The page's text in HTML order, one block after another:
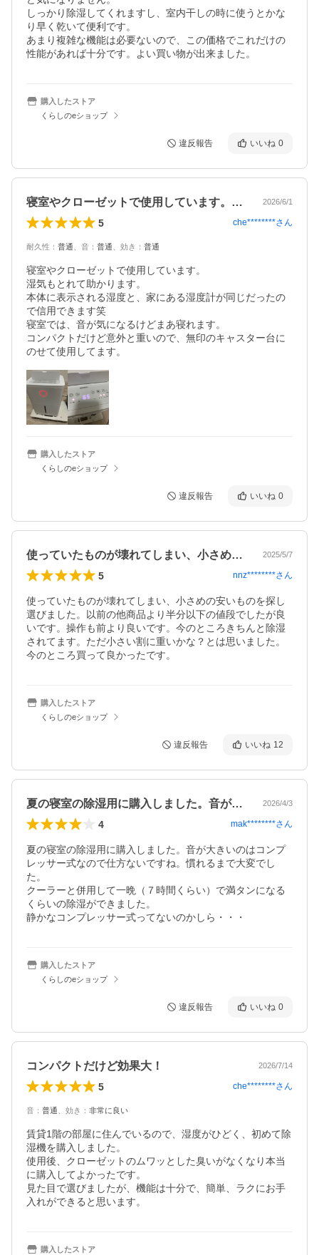
しっかり除湿してくれますし、室内干しの時に使うとかな
り早く乾いて便利です。
あまり複雑な機能は必要ないので、この価格でこれだけの
性能があれば十分です。よい買い物が出来ました。
購入したストア
くらしのeショップ
違反報告 いいね 0
寝室やクローゼットで使用しています。湿… 2026/6/1
5 che********さん
耐久性 ： 普通 音 ： 普通 効き ： 普通
寝室やクローゼットで使用しています。
湿気もとれて助かります。
本体に表示される湿度と、家にある湿度計が同じだったの
で信用できます笑
寝室では、音が気になるけどまあ寝れます。
コンパクトだけど意外と重いので、無印のキャスター台に
のせて使用してます。
購入したストア
くらしのeショップ
違反報告 いいね 0
使っていたものが壊れてしまい、小さめの… 2025/5/7
5 nnz********さん
使っていたものが壊れてしまい、小さめの安いものを探し
選びました。以前の他商品より半分以下の値段でしたが良
いです。操作も前より良いです。今のところきちんと除湿
されてます。ただ小さい割に重いかな？とは思いました。
今のところ買って良かったです。
購入したストア
くらしのeショップ
違反報告 いいね 12
夏の寝室の除湿用に購入しました。音が大… 2026/4/3
4 mak********さん
夏の寝室の除湿用に購入しました。音が大きいのはコンプ
レッサー式なので仕方ないですね。慣れるまで大変でし
た。
クーラーと併用して一晩（７時間くらい）で満タンになる
くらいの除湿ができました。
静かなコンプレッサー式ってないのかしら・・・
購入したストア
くらしのeショップ
違反報告 いいね 0
コンパクトだけど効果大！ 2026/7/14
5 che********さん
音 ： 普通 効き ： 非常に良い
賃貸1階の部屋に住んでいるので、湿度がひどく、初めて除
湿機を購入しました。
使用後、クローゼットのムワッとした臭いがなくなり本当
に購入してよかったです。
見た目で選びましたが、機能は十分で、簡単、ラクにお手
入れができると思います。
購入したストア